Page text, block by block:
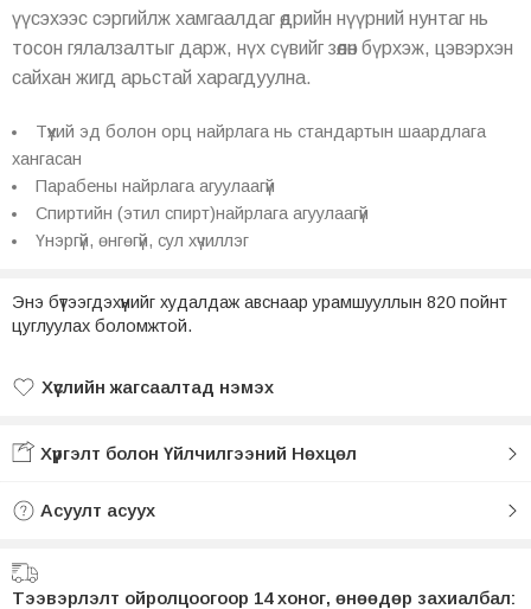
үүсэхээс сэргийлж хамгаалдаг өдрийн нүүрний нунтаг нь
тосон гялалзалтыг дарж, нүх сүвийг зөөлөн бүрхэж, цэвэрхэн
сайхан жигд арьстай харагдуулна.
Түүхий эд болон орц найрлага нь стандартын шаардлага
хангасан
Парабены найрлага агуулаагүй
Спиртийн (этил спирт)найрлага агуулаагүй
Үнэргүй, өнгөгүй, сул хүчиллэг
Энэ бүтээгдэхүүнийг худалдаж авснаар урамшууллын 820 пойнт
цуглуулах боломжтой.
Хүслийн жагсаалтад нэмэх
Хүргэлт болон Үйлчилгээний Нөхцөл
Асуулт асуух
Тээвэрлэлт ойролцоогоор 14 хоног, өнөөдөр захиалбал: